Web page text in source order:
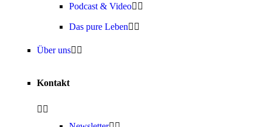
Podcast & Video
Das pure Leben
Über uns
Kontakt